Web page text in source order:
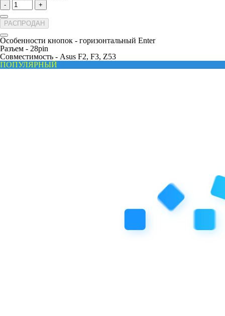
- +
РАСПРОДАН
Особенности кнопок - горизонтальный Enter
Разъем - 28pin
Совместимость - Asus F2, F3, Z53
ПОПУЛЯРНЫЙ